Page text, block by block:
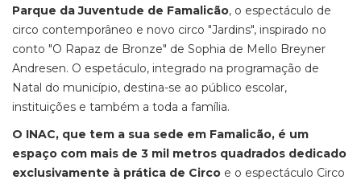
Parque da Juventude de Famalicão, o espectáculo de
circo contemporâneo e novo circo "Jardins", inspirado no
conto "O Rapaz de Bronze" de Sophia de Mello Breyner
Andresen. O espetáculo, integrado na programação de
Natal do município, destina-se ao público escolar,
instituições e também a toda a família.
O INAC, que tem a sua sede em Famalicão, é um
espaço com mais de 3 mil metros quadrados dedicado
exclusivamente à prática de Circo e o espectáculo Circo